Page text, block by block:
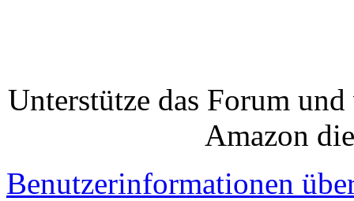
Unterstütze das Forum
Amazon
Benutzerinformationen